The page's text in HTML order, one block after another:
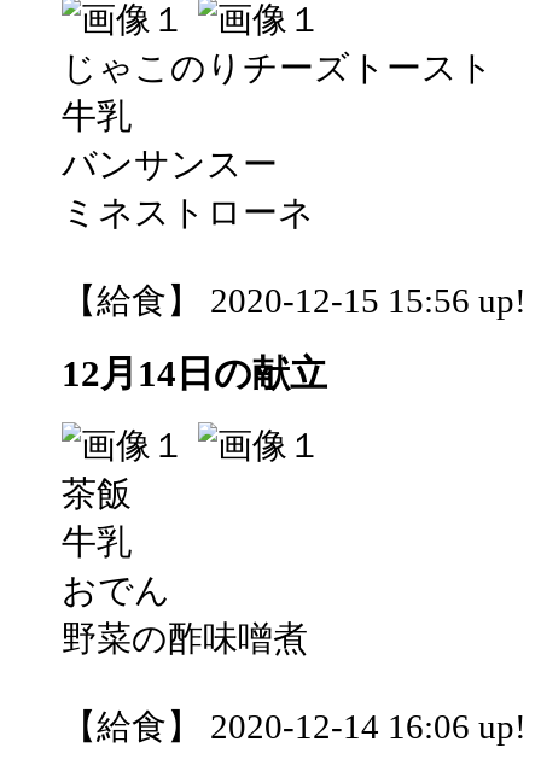
じゃこのりチーズトースト
牛乳
バンサンスー
ミネストローネ
【給食】 2020-12-15 15:56 up!
12月14日の献立
茶飯
牛乳
おでん
野菜の酢味噌煮
【給食】 2020-12-14 16:06 up!